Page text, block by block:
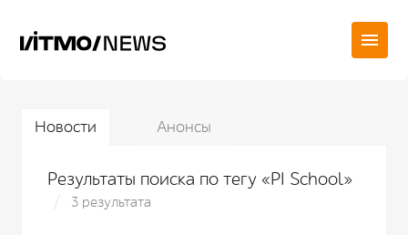
Новости Анонсы
Результаты поиска по тегу «PI School»
3 результата